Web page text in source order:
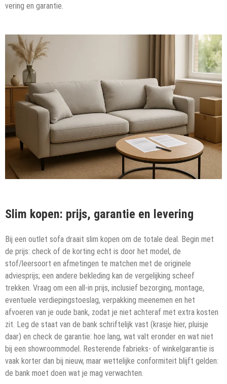
vering en garantie.
Slim kopen: prijs, garantie en levering
Bij een outlet sofa draait slim kopen om de totale deal. Begin met
de prijs: check of de korting echt is door het model, de
stof/leersoort en afmetingen te matchen met de originele
adviesprijs; een andere bekleding kan de vergelijking scheef
trekken. Vraag om een all-in prijs, inclusief bezorging, montage,
eventuele verdiepingstoeslag, verpakking meenemen en het
afvoeren van je oude bank, zodat je niet achteraf met extra kosten
zit. Leg de staat van de bank schriftelijk vast (krasje hier, pluisje
daar) en check de garantie: hoe lang, wat valt eronder en wat niet
bij een showroommodel. Resterende fabrieks- of winkelgarantie is
vaak korter dan bij nieuw, maar wettelijke conformiteit blijft gelden:
de bank moet doen wat je mag verwachten.